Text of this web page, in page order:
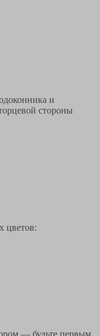
и
стороны
цветов:
— будьте первым,